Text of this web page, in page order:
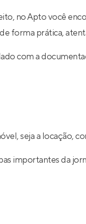
no Apto você
forma prática,
com a
seja a locação,
importantes da